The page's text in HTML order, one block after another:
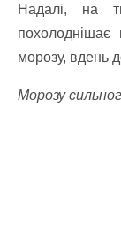
Надалі, на
морозу, вдень
Морозу